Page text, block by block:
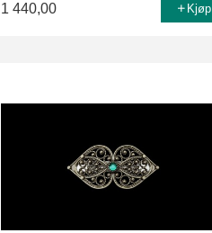
1 440,00 Kjøp